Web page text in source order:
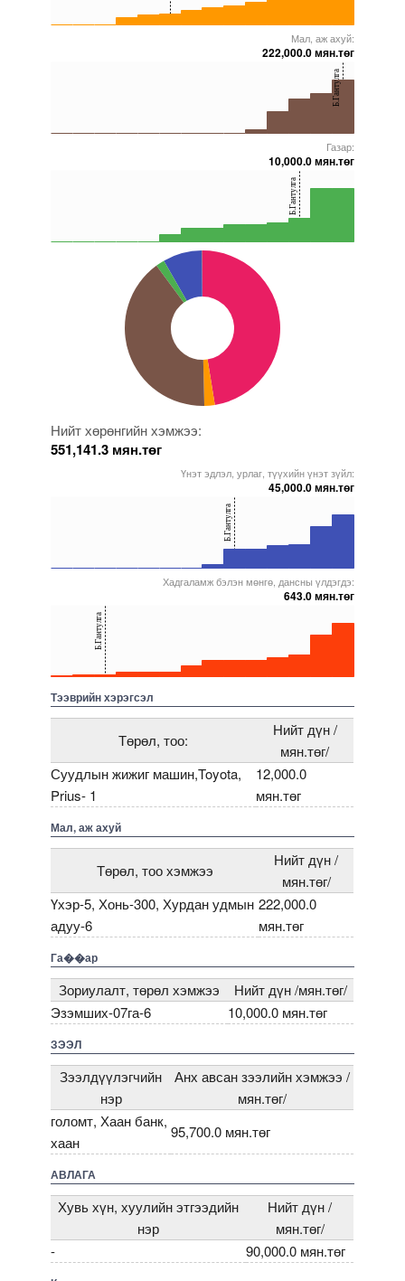
50000000000000052720045000000000000005259997
Мал, аж ахуй:
222,000.0 мян.төг
5000000000000005271881
Б.Гантулга
Газар:
10,000.0 мян.төг
500000000000000527200450000000000000052291135000000000000005271899
Б.Гантулга
Нийт хөрөнгийн хэмжээ:
551,141.3 мян.төг
Үнэт эдлэл, урлаг, түүхийн үнэт зүйл:
45,000.0 мян.төг
5000000000000005271609500000000000000527187750000000000000052721145000000000000005259997
Б.Гантулга
Хадгаламж бэлэн мөнгө, дансны үлдэгдэ:
643.0 мян.төг
500000000000000527160850000000000000052718775000000000000005271893
Б.Гантулга
Тээврийн хэрэгсэл
Төрөл, тоо:
Нийт дүн /
мян.төг/
Суудлын жижиг машин,Toyota,
Prius- 1
12,000.0
мян.төг
Мал, аж ахуй
Төрөл, тоо хэмжээ
Нийт дүн /
мян.төг/
Үхэр-5, Хонь-300, Хурдан удмын
адуу-6
222,000.0
мян.төг
Га��ар
Зориулалт, төрөл хэмжээ
Нийт дүн /мян.төг/
Эзэмших-07га-6
10,000.0 мян.төг
ЗЭЭЛ
Зээлдүүлэгчийн
нэр
Анх авсан зээлийн хэмжээ /
мян.төг/
голомт, Хаан банк,
хаан
95,700.0 мян.төг
АВЛАГА
Хувь хүн, хуулийн этгээдийн
нэр
Нийт дүн /
мян.төг/
-
90,000.0 мян.төг